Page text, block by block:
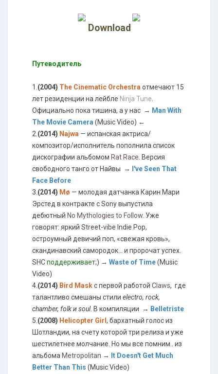
Download
Путеводитель
1. (2004) The Cinematic Orchestra отмечают 15
лет резиденции на лейбле Ninja Tune
Официально пока тишина, а у нас → Man With
The Movie Camera (Music Video) ←
2. (2014) Najwa — испанская актриса/
композитор/исполнитель пополнила список
дискографии альбомом Rat Race . Версия
свободного танго от Найвы →
I've Seen That
Face Before
3. (2014) Mø — молодая датчанка Карин Мари
Эрстед в контракте с Sony выпустила
дебютный No Mythologies to Follow. Уже
говорят: яркий Street-vibe Indie Pop,
остроумный девичий поп, «свежая кровь»,
скандинавский самородок... и пророчат успех.
SHCподдерживает;) → Waste of Time(Music
Video)
4. (2014) Bird Maskс первой работой Claws, где
талантливо смешаны стили electro, rock,
chamber, folk и soul. В компиляции → Belletriste
5. (2008) Helicopter Girl , бархатный голос из
Шотландии, на счету которой три релиза и уже
шестилетнее молчание. Но мы все помним.. из
альбома Metropolitan →
It Doesn't Get Much
Better Than This (Music Video)